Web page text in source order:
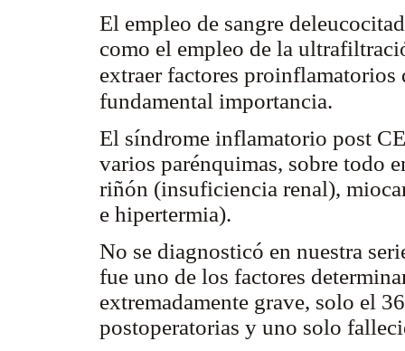
El empleo de sangre
como el empleo de la
extraer factores
fundamental importancia.
El síndrome inflamatorio post
varios parénquimas, sobre todo
riñón (insuficiencia renal),
e hipertermia).
No se diagnosticó en nuestra
fue uno de los factores
extremadamente grave, solo el
postoperatorias y uno solo